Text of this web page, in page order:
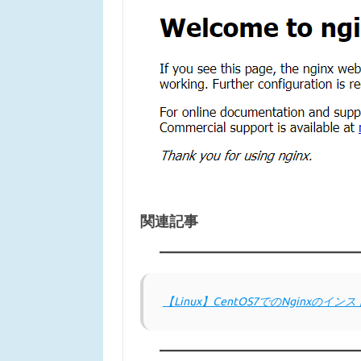
関連記事
【Linux】CentOS7でのNginxのインス